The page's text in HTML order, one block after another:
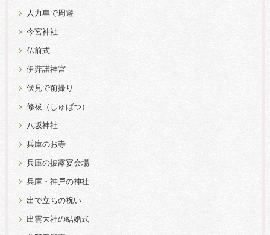
人力車で周遊
今宮神社
仏前式
伊弉諾神宮
伏見で前撮り
修祓（しゅばつ）
八坂神社
兵庫のお寺
兵庫の披露宴会場
兵庫・神戸の神社
出で立ちの祝い
出雲大社の結婚式